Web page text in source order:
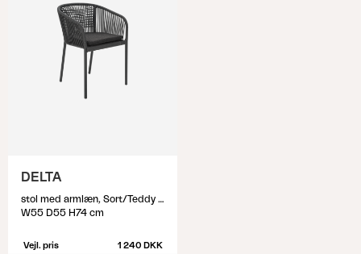
DELTA
stol med armlæn, Sort/Teddy Black
W55 D55 H74 cm
Vejl. pris 1 240 DKK